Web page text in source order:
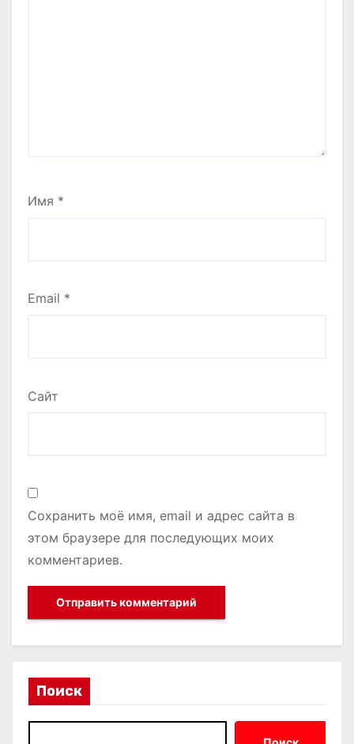
Имя *
Email *
Сайт
Сохранить моё имя, email и адрес сайта в
этом браузере для последующих моих
комментариев.
Поиск